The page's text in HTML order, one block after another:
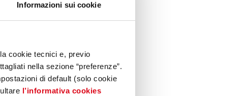
Informazioni sui cookie
cookie tecnici e, previo
nella sezione “preferenze”.
di default (solo cookie
l’informativa cookies